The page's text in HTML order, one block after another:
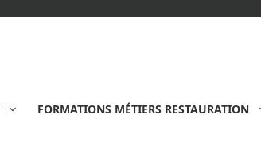
FORMATIONS MÉTIERS RESTAURATION